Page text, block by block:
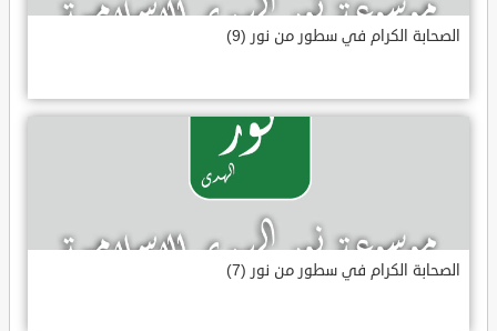
الصحابة الكرام في سطور من نور (9)
الصحابة الكرام في سطور من نور (7)